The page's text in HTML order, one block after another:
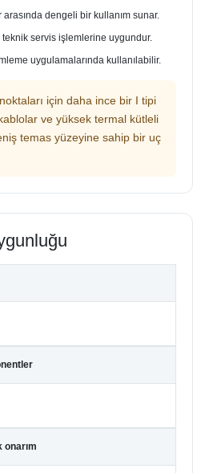
dengeli bir kullanım sunar.
teknik servis işlemlerine uygundur.
uygulamalarında kullanılabilir.
için daha ince bir I tipi
ve yüksek termal kütleli
temas yüzeyine sahip bir uç